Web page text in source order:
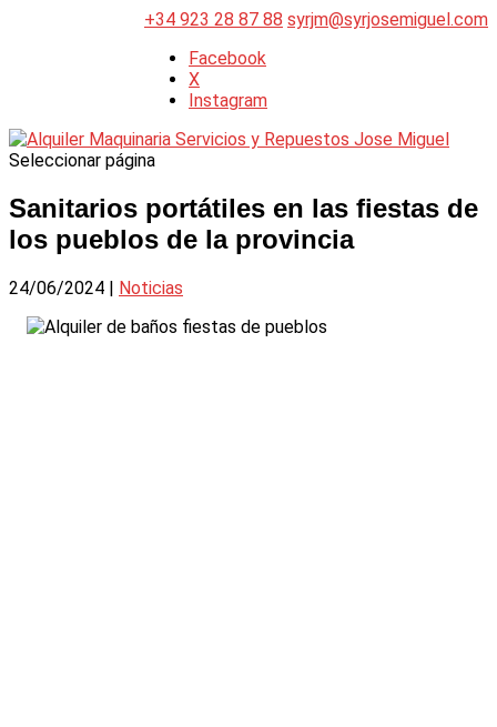
+34 923 28 87 88 syrjm@syrjosemiguel.com
Facebook
X
Instagram
Seleccionar página
Sanitarios portátiles en las fiestas de
los pueblos de la provincia
24/06/2024 | Noticias